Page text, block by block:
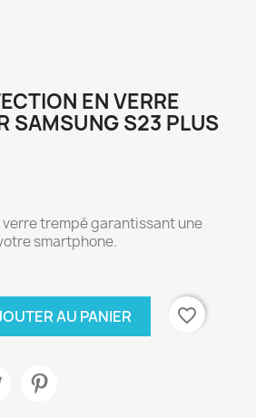
EN VERRE
SAMSUNG S23 PLUS
trempé garantissant une
smartphone.
AU PANIER favorite_border